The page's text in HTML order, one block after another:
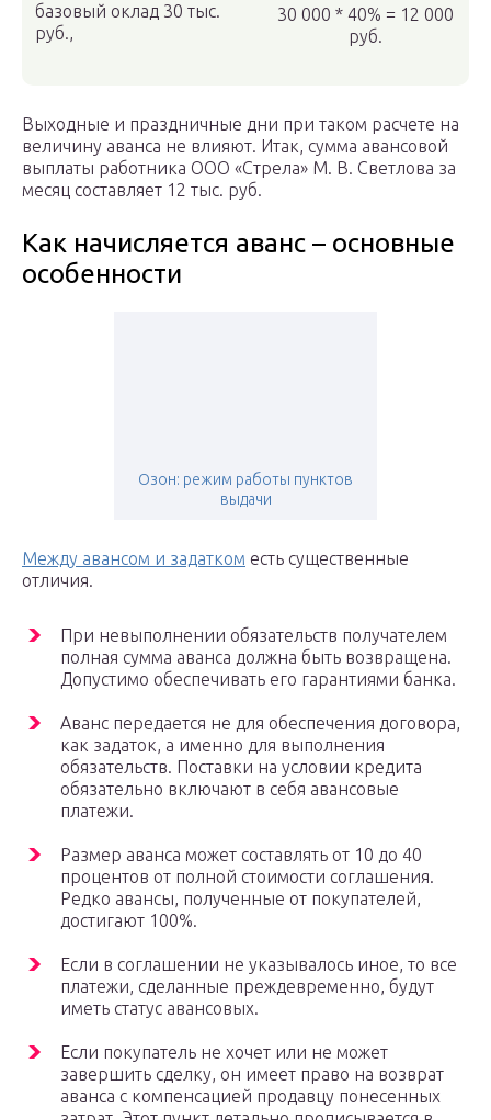
базовый оклад 30 тыс.
руб.,
30 000 * 40% = 12 000
руб.
Выходные и праздничные дни при таком расчете на
величину аванса не влияют. Итак, сумма авансовой
выплаты работника ООО «Стрела» М. В. Светлова за
месяц составляет 12 тыс. руб.
Как начисляется аванс – основные
особенности
Озон: режим работы пунктов
выдачи
Между авансом и задатком есть существенные
отличия.
При невыполнении обязательств получателем
полная сумма аванса должна быть возвращена.
Допустимо обеспечивать его гарантиями банка.
Аванс передается не для обеспечения договора,
как задаток, а именно для выполнения
обязательств. Поставки на условии кредита
обязательно включают в себя авансовые
платежи.
Размер аванса может составлять от 10 до 40
процентов от полной стоимости соглашения.
Редко авансы, полученные от покупателей,
достигают 100%.
Если в соглашении не указывалось иное, то все
платежи, сделанные преждевременно, будут
иметь статус авансовых.
Если покупатель не хочет или не может
завершить сделку, он имеет право на возврат
аванса с компенсацией продавцу понесенных